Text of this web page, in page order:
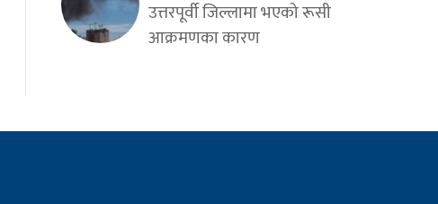
उत्तरपूर्वी जिल्लामा भएको रूसी
आक्रमणका कारण